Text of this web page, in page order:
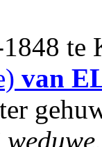
te
van